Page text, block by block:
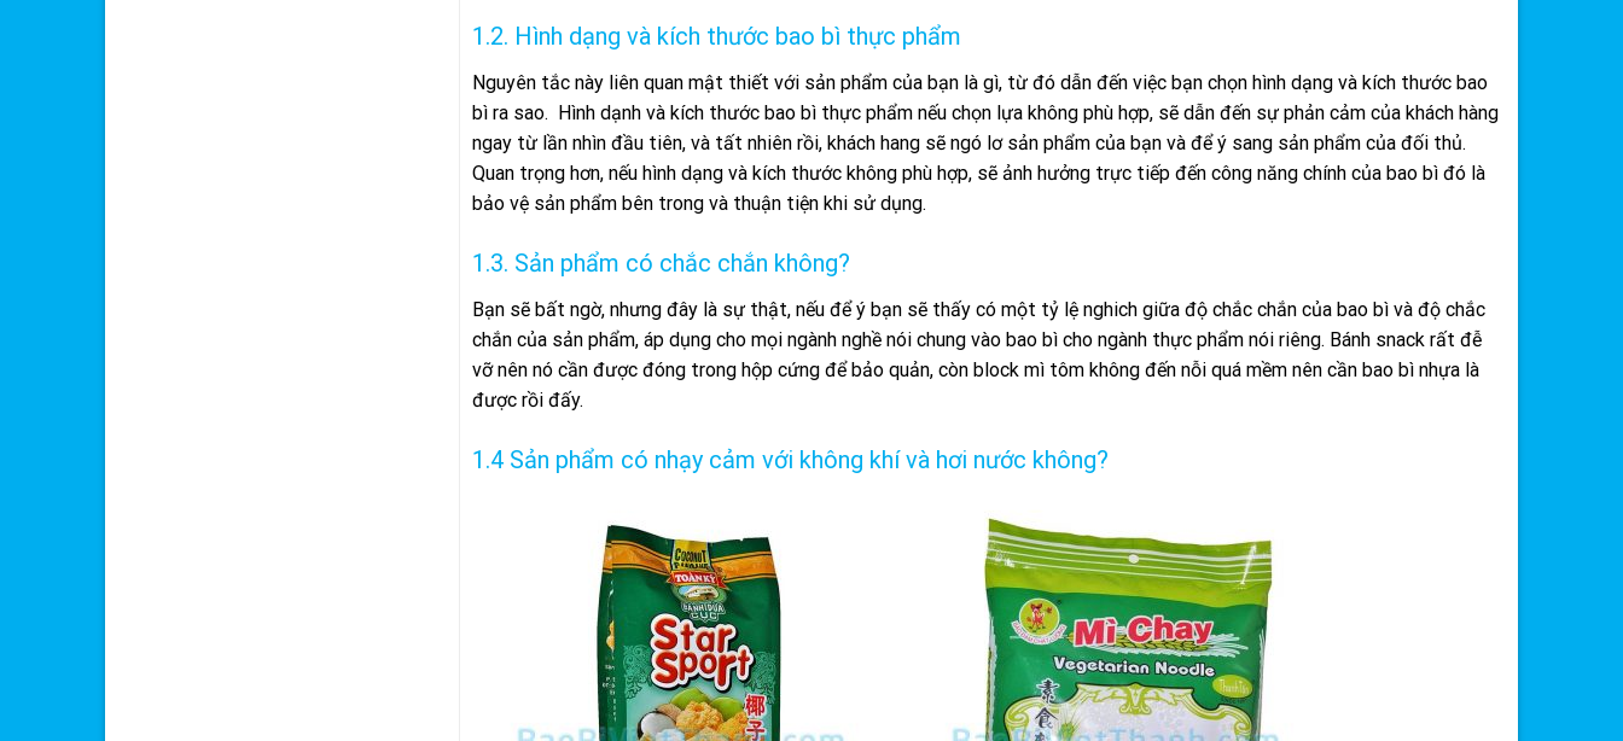
1.2. Hình dạng và kích thước bao bì thực phẩm
Nguyên tắc này liên quan mật thiết với sản phẩm của bạn là gì, từ đó dẫn đến việc bạn chọn hình dạng và kích thước bao
bì ra sao. Hình dạnh và kích thước bao bì thực phẩm nếu chọn lựa không phù hợp, sẽ dẫn đến sự phản cảm của khách hàng
ngay từ lần nhìn đầu tiên, và tất nhiên rồi, khách hang sẽ ngó lơ sản phẩm của bạn và để ý sang sản phẩm của đối thủ.
Quan trọng hơn, nếu hình dạng và kích thước không phù hợp, sẽ ảnh hưởng trực tiếp đến công năng chính của bao bì đó là
bảo vệ sản phẩm bên trong và thuận tiện khi sử dụng.
1.3. Sản phẩm có chắc chắn không?
Bạn sẽ bất ngờ, nhưng đây là sự thật, nếu để ý bạn sẽ thấy có một tỷ lệ nghich giữa độ chắc chắn của bao bì và độ chắc
chắn của sản phẩm, áp dụng cho mọi ngành nghề nói chung vào bao bì cho ngành thực phẩm nói riêng. Bánh snack rất đễ
vỡ nên nó cần được đóng trong hộp cứng để bảo quản, còn block mì tôm không đến nỗi quá mềm nên cần bao bì nhựa là
được rồi đấy.
1.4 Sản phẩm có nhạy cảm với không khí và hơi nước không?